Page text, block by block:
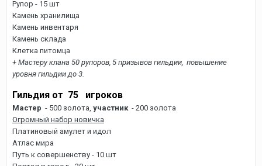
Рупор - 15 шт
Камень хранилища
Камень инвентаря
Камень склада
Клетка питомца
+ Мастеру клана 50 рупоров, 5 призывов гильдии, повышение
уровня гильдии до 3.
Гильдия от 75 игроков
Мастер - 500 золота, участник- 200 золота
Огромный набор новичка
Платиновый амулет и идол
Атлас мира
Путь к совершенству - 10 шт